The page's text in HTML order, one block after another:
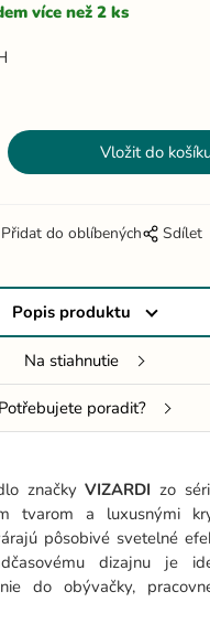
více než 2 ks
Přidat do oblíbených Sdílet
Popis produktu
Na stiahnutie
Potřebujete poradit?
značkyVIZARDI zo
tvarom a luxusnými
pôsobivé svetelné
dizajnu je
do obývačky,